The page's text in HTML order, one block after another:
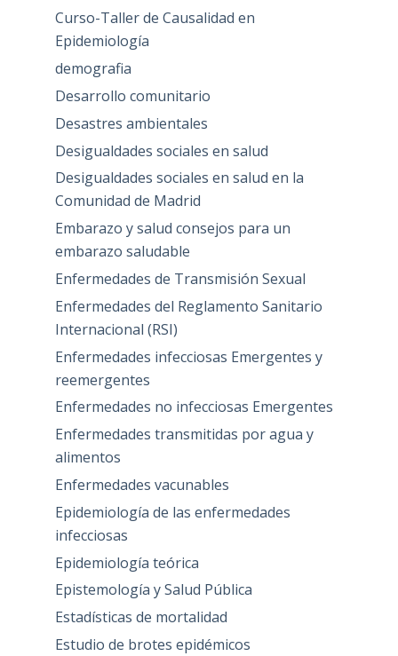
Curso-Taller de Causalidad en
Epidemiología
demografia
Desarrollo comunitario
Desastres ambientales
Desigualdades sociales en salud
Desigualdades sociales en salud en la
Comunidad de Madrid
Embarazo y salud consejos para un
embarazo saludable
Enfermedades de Transmisión Sexual
Enfermedades del Reglamento Sanitario
Internacional (RSI)
Enfermedades infecciosas Emergentes y
reemergentes
Enfermedades no infecciosas Emergentes
Enfermedades transmitidas por agua y
alimentos
Enfermedades vacunables
Epidemiología de las enfermedades
infecciosas
Epidemiología teórica
Epistemología y Salud Pública
Estadísticas de mortalidad
Estudio de brotes epidémicos